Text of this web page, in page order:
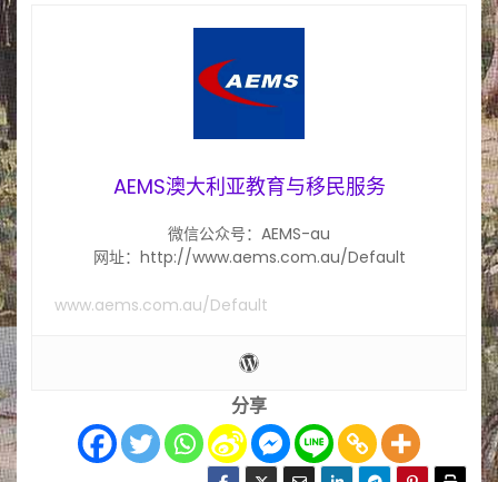
AEMS澳大利亚教育与移民服务
微信公众号：AEMS-au
网址：http://www.aems.com.au/Default
www.aems.com.au/Default
分享